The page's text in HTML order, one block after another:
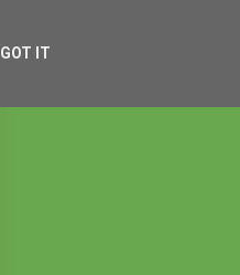
GOT IT